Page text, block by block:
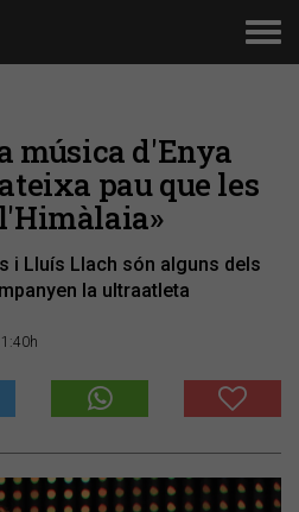
música d'Enya
pau que les
i Lluís Llach són alguns dels
la ultraatleta